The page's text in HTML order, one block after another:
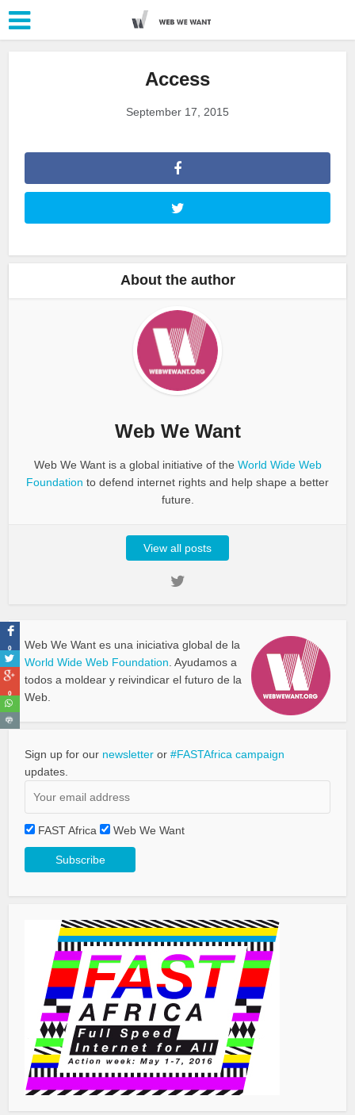
Access
September 17, 2015
About the author
Web We Want
Web We Want is a global initiative of the World Wide Web
Foundation to defend internet rights and help shape a better
future.
View all posts
Web We Want es una iniciativa global de la
World Wide Web Foundation . Ayudamos a
todos a moldear y reivindicar el futuro de la
Web.
Sign up for our newsletter or#FASTAfrica campaign
updates.
FAST Africa Web We Want
0
0